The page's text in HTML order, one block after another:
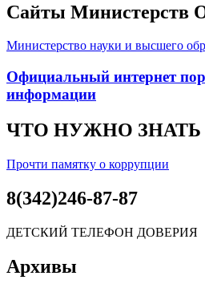
Сайты Министерств
Министерство науки и высшего
Официальный интернет
информации
ЧТО НУЖНО
Прочти памятку о коррупции
8(342)246-87-87
ДЕТСКИЙ ТЕЛЕФОН ДОВЕРИЯ
Архивы